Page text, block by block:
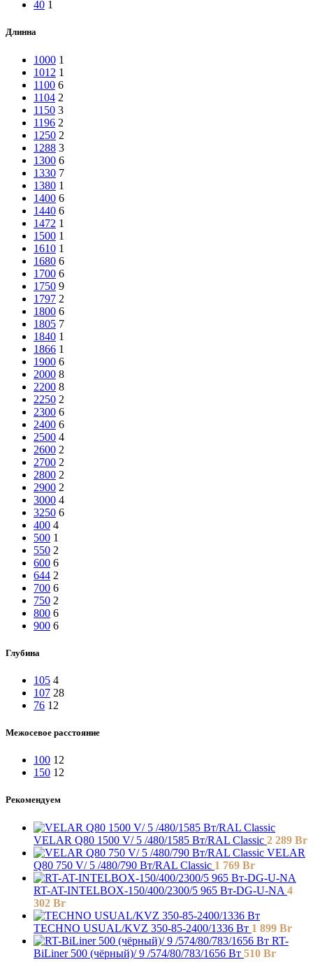
40 1
Длинна
1000 1
1012 1
1100 6
1104 2
1150 3
1196 2
1250 2
1288 3
1300 6
1330 7
1380 1
1400 6
1440 6
1472 1
1500 1
1610 1
1680 6
1700 6
1750 9
1797 2
1800 6
1805 7
1840 1
1866 1
1900 6
2000 8
2200 8
2250 2
2300 6
2400 6
2500 4
2600 2
2700 2
2800 2
2900 2
3000 4
3250 6
400 4
500 1
550 2
600 6
644 2
700 6
750 2
800 6
900 6
Глубина
105 4
107 28
76 12
Межосевое расстояние
100 12
150 12
Рекомендуем
VELAR Q80 1500 V/ 5 /480/1585 Вт/RAL Classic 2 289 Br
VELAR
Q80 750 V/ 5 /480/790 Вт/RAL Classic 1 769 Br
RT-AT-INTELBOX-150/400/2300/5 965 Вт-DG-U-NA 4
302 Br
TECHNO USUAL/KVZ 350-85-2400/1336 Вт 1 899 Br
RT-
BiLiner 500 (чёрный)/ 9 /574/80/783/1656 Вт 510 Br